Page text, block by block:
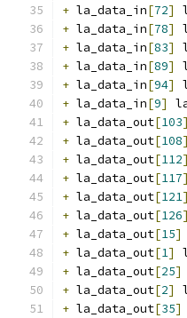
+ la_data_in[72]
+ la_data_in[78]
+ la_data_in[83]
+ la_data_in[89]
+ la_data_in[94]
+ la_data_in[9]
+ la_data_out[103]
+ la_data_out[108]
+ la_data_out[112]
+ la_data_out[117]
+ la_data_out[121]
+ la_data_out[126]
+ la_data_out[15]
+ la_data_out[1]
+ la_data_out[25]
+ la_data_out[2]
+ la_data_out[35]